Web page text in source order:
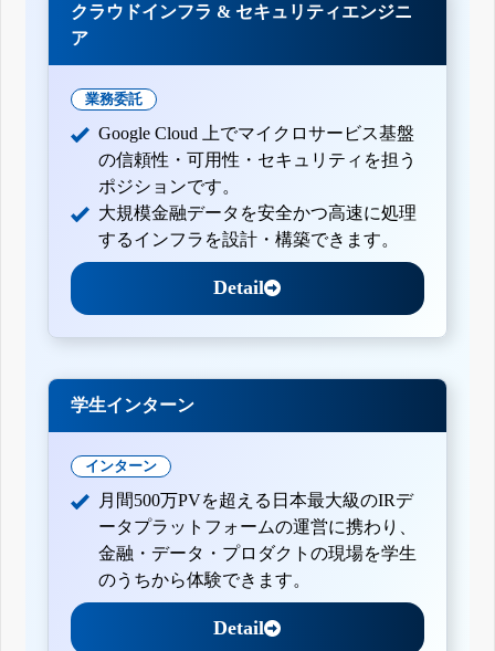
クラウドインフラ & セキュリティエンジニ
ア
業務委託
Google Cloud 上でマイクロサービス基盤
の信頼性・可用性・セキュリティを担う
ポジションです。
大規模金融データを安全かつ高速に処理
するインフラを設計・構築できます。
Detail
学生インターン
インターン
月間500万PVを超える日本最大級のIRデ
ータプラットフォームの運営に携わり、
金融・データ・プロダクトの現場を学生
のうちから体験できます。
Detail